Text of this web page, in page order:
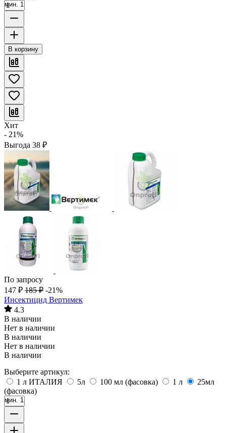
мин. 1
В корзину
Хит
- 21%
Выгода 38 ₽
По запросу
147 ₽ 185 ₽ -21%
Инсектицид Вертимек
4.3
В наличии
Нет в наличии
В наличии
Нет в наличии
В наличии
Выберите артикул:
1 л ИТАЛИЯ
5л 100 мл (фасовка) 1 л
25мл
(фасовка)
мин. 1